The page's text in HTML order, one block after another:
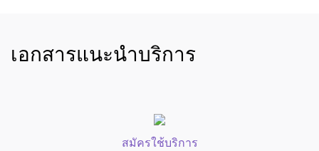
เอกสารแนะนำบริการ
สมัครใช้บริการ